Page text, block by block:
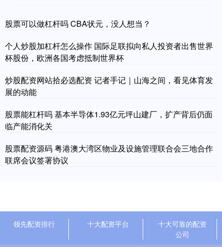
股票可以做杠杆吗 CBA状元，没人想当？
个人炒股加杠杆怎么操作 国际足联拟向私人投资者出售世界
杯股份，欧洲各国考虑抵制世界杯
炒股配资网站拾必选配资 记者手记｜山海之间，看见体育发
展的动能
股票能杠杆吗 基本半导体1.93亿元坪山建厂，扩产背后仍面
临产能消化关
股票配资源码 粤港澳大湾区物业及设施管理联合会三地合作
联席会议签署协议
领先配资排行 十大配资平台
十大可靠的配资
公司